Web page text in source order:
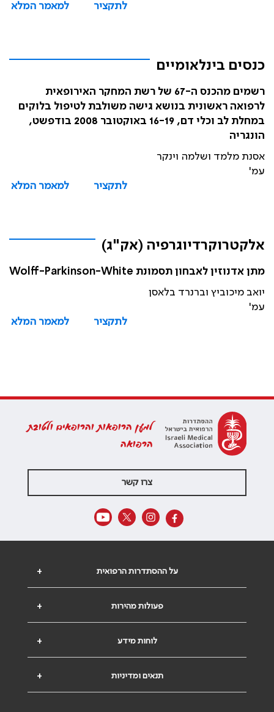
לתקציר
למאמר המלא
כנסים בינלאומיים
רשמים מהכנס ה-67 של רשת המחקר האירופאית
לרפואה ראשונית בנושא גישה משולבת לטיפול בלוקים
במחלת לב וכלי דם, 16-19 באוקטובר 2008 בודפשט,
הונגריה
אסנת מלמד ושלמה וינקר
עמ'
לתקציר
למאמר המלא
אלקטרוקרדיוגרפיה (אק"ג)
מתן אדנוזין לאבחון תסמונת Wolff-Parkinson-White
יואב מיכוביץ וברנרד בלאסן
עמ'
לתקציר
למאמר המלא
למען הרופאות והרופאים ולטובת
הרפואה
צרו קשר
+ על ההסתדרות הרפואית
+ פעולות מהירות
+ לוחות מידע
+ תנאים ומדיניות